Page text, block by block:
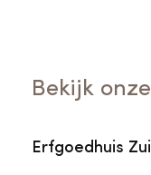
Bekijk
Erfgoedhuis